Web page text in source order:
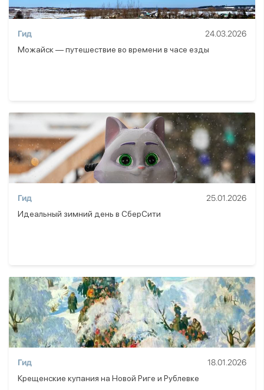
Гид
24.03.2026
Можайск — путешествие во времени в часе езды
Гид
25.01.2026
Идеальный зимний день в СберСити
Гид
18.01.2026
Крещенские купания на Новой Риге и Рублевке